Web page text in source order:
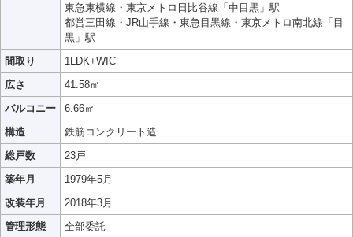
東急東横線・東京メトロ日比谷線「中目黒」駅
都営三田線・JR山手線・東急目黒線・東京メトロ南北線「目
黒」駅
間取り
1LDK+WIC
広さ
41.58㎡
バルコニー
6.66㎡
構造
鉄筋コンクリート造
総戸数
23戸
築年月
1979年5月
改装年月
2018年3月
管理形態
全部委託